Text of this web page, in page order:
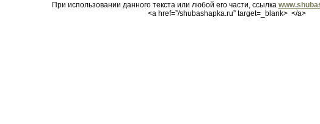
При использовании данного текста или любой его части, ссылка
<a href=”/shubashapka.ru” target=_blank> </a>